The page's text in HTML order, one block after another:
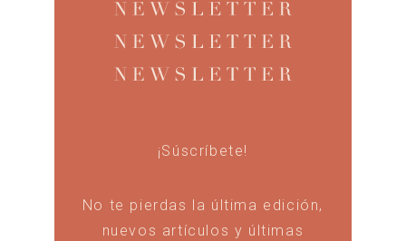
¡Súscríbete!
No te pierdas la última edición,
nuevos artículos y últimas